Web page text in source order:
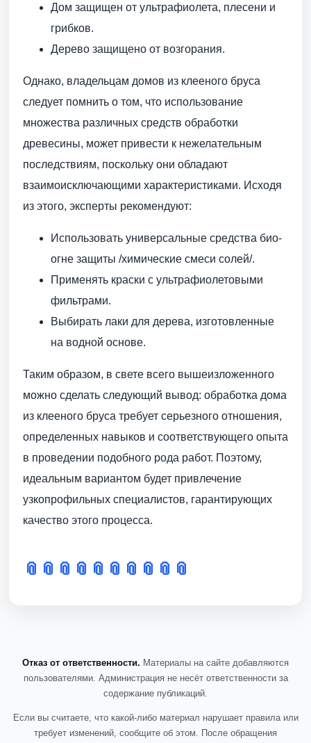
Дом защищен от ультрафиолета, плесени и
грибков.
Дерево защищено от возгорания.
Однако, владельцам домов из клееного бруса
следует помнить о том, что использование
множества различных средств обработки
древесины, может привести к нежелательным
последствиям, поскольку они обладают
взаимоисключающими характеристиками. Исходя
из этого, эксперты рекомендуют:
Использовать универсальные средства био-
огне защиты /химические смеси солей/.
Применять краски с ультрафиолетовыми
фильтрами.
Выбирать лаки для дерева, изготовленные
на водной основе.
Таким образом, в свете всего вышеизложенного
можно сделать следующий вывод: обработка дома
из клееного бруса требует серьезного отношения,
определенных навыков и соответствующего опыта
в проведении подобного рода работ. Поэтому,
идеальным вариантом будет привлечение
узкопрофильных специалистов, гарантирующих
качество этого процесса.
📎 📎 📎 📎 📎 📎 📎 📎 📎 📎
Отказ от ответственности. Материалы на сайте добавляются
пользователями. Администрация не несёт ответственности за
содержание публикаций.
Если вы считаете, что какой-либо материал нарушает правила или
требует изменений, сообщите об этом. После обращения